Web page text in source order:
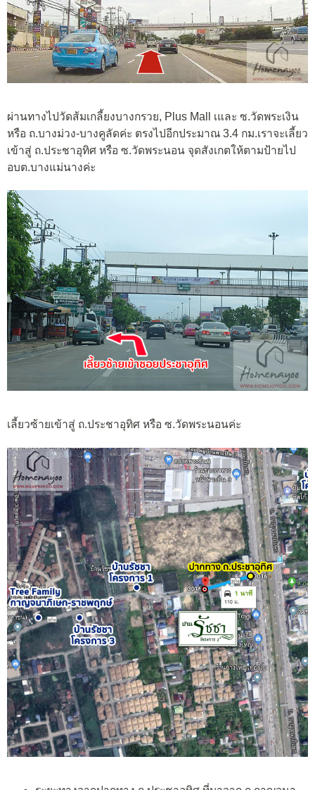
ผ่านทางไปวัดส้มเกลี้ยงบางกรวย, Plus Mall เและ ซ.วัดพระเงิน
หรือ ถ.บางม่วง-บางคูลัดค่ะ ตรงไปอีกประมาณ 3.4 กม.เราจะเลี้ยว
เข้าสู่ ถ.ประชาอุทิศ หรือ ซ.วัดพระนอน จุดสังเกตให้ตามป้ายไป
อบต.บางแม่นางค่ะ
เลี้ยวซ้ายเข้าสู่ ถ.ประชาอุทิศ หรือ ซ.วัดพระนอนค่ะ